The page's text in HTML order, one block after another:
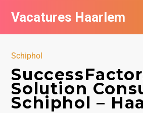
Vacatures Haarlem
Schiphol
Solution
Schiphol –
Vacatures per bedrijf in Haarlem
De populairste vacatures in Haarlem